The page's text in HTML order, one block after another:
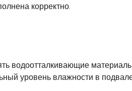
корректно.
водоотталкивающие
уровень влажности в